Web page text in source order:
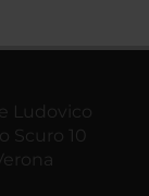
Ludovico
Scuro 10